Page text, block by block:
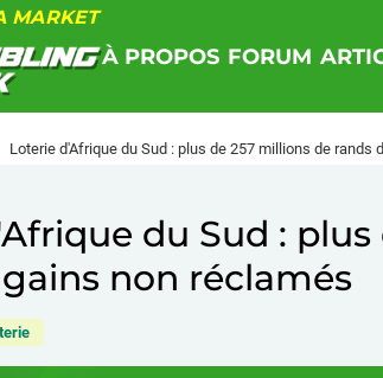
MARKET
À PROPOS FORUM
Loterie d'Afrique du Sud : plus de 257 millions de rands
du Sud :
non réclamés